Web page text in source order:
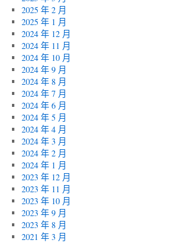
2025 年 2 月
2025 年 1 月
2024 年 12 月
2024 年 11 月
2024 年 10 月
2024 年 9 月
2024 年 8 月
2024 年 7 月
2024 年 6 月
2024 年 5 月
2024 年 4 月
2024 年 3 月
2024 年 2 月
2024 年 1 月
2023 年 12 月
2023 年 11 月
2023 年 10 月
2023 年 9 月
2023 年 8 月
2021 年 3 月